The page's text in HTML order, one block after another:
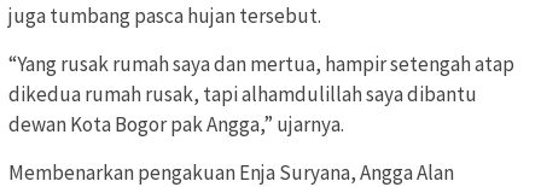
juga tumbang pasca hujan tersebut.
“Yang rusak rumah saya dan mertua, hampir setengah atap
dikedua rumah rusak, tapi alhamdulillah saya dibantu
dewan Kota Bogor pak Angga,” ujarnya.
Membenarkan pengakuan Enja Suryana, Angga Alan